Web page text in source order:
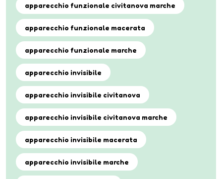
apparecchio funzionale civitanova marche
apparecchio funzionale macerata
apparecchio funzionale marche
apparecchio invisibile
apparecchio invisibile civitanova
apparecchio invisibile civitanova marche
apparecchio invisibile macerata
apparecchio invisibile marche